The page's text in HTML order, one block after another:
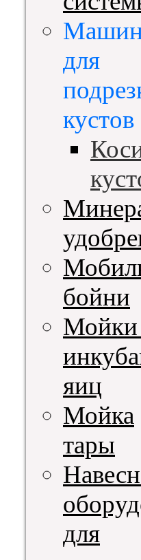
для
кустов
бойни
Мойки
яиц
Мойка
тары
для